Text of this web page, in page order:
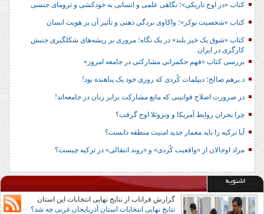
کتاب «در اوج تاریکی»؛ نگاهی علمی و انسانی به خودکشی و ترومای جنسی
کتاب «شخصیت نوکر»؛ واکاوی بردگی ذهنی و تأثیر آن بر هویت انسان
کتاب «شوق یک خیز بلند» در یک نگاه؛ مروری بر ریشه‌های شکل‎گیری جنبش
کارگری در ایران
بررسی کتاب «فهم حکمرانی مشارکتی در جامعه امروز»
د.برهم صالح؛ دیپلمات کُردی که روزی خود یک پناهنده بود!
در ضرورت اصلاح قوانینی که مانع مشارکت برابر زنان در جامعه‌اند!
چرا بحران روابط آمریکا و ونزوئلا اوج گرفت؟
آیا ترکیه را باید معمار جدید امنیت منطقه دانست؟
مراد اوجالان از «واقعیت کُردی» و «روند انتقالی» در ترکیه چیست؟
اشنویه
گزارش فراتاب از نتایج نهایی انتخابات این استان
نتایج نهایی انتخابات استان آذربایجان غربی چه شد؟